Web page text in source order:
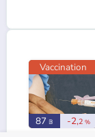
Vaccination
87 𝔹 -2,2 %